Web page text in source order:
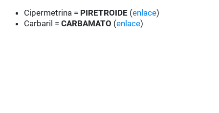
Cipermetrina = PIRETROIDE (enlace)
Carbaril = CARBAMATO (enlace)